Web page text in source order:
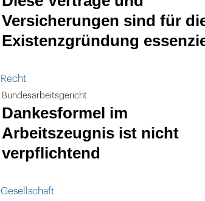
Versicherungen sind für
Existenzgründung
Recht
Bundesarbeitsgericht
Dankesformel im
Arbeitszeugnis ist nicht
verpflichtend
Gesellschaft